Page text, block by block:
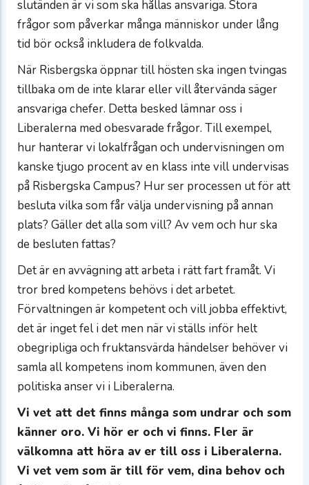
slutänden är vi som ska hållas ansvariga. Stora
frågor som påverkar många människor under lång
tid bör också inkludera de folkvalda.
När Risbergska öppnar till hösten ska ingen tvingas
tillbaka om de inte klarar eller vill återvända säger
ansvariga chefer. Detta besked lämnar oss i
Liberalerna med obesvarade frågor. Till exempel,
hur hanterar vi lokalfrågan och undervisningen om
kanske tjugo procent av en klass inte vill undervisas
på Risbergska Campus? Hur ser processen ut för att
besluta vilka som får välja undervisning på annan
plats? Gäller det alla som vill? Av vem och hur ska
de besluten fattas?
Det är en avvägning att arbeta i rätt fart framåt. Vi
tror bred kompetens behövs i det arbetet.
Förvaltningen är kompetent och vill jobba effektivt,
det är inget fel i det men när vi ställs inför helt
obegripliga och fruktansvärda händelser behöver vi
samla all kompetens inom kommunen, även den
politiska anser vi i Liberalerna.
Vi vet att det finns många som undrar och som
känner oro. Vi hör er och vi finns. Fler är
välkomna att höra av er till oss i Liberalerna.
Vi vet vem som är till för vem, dina behov och